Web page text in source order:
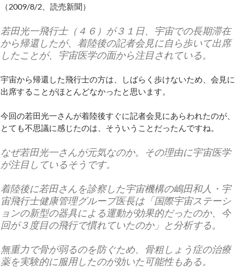
（2009/8/2、読売新聞）
若田光一飛行士（４６）が３１日、宇宙での長期滞在
から帰還したが、着陸後の記者会見に自ら歩いて出席
したことが、宇宙医学の面から注目されている。
宇宙から帰還した飛行士の方は、しばらく歩けないため、会見に
出席することがほとんどなかったと思います。
今回の若田光一さんが着陸後すぐに記者会見にあらわれたのが、
とても不思議に感じたのは、そういうことだったんですね。
なぜ若田光一さんが元気なのか。その理由に宇宙医学
が注目しているそうです。
着陸後に若田さんを診察した宇宙機構の嶋田和人・宇
宙飛行士健康管理グループ医長は「国際宇宙ステーシ
ョンの新型の器具による運動が効果的だったのか、今
回が３度目の飛行で慣れていたのか」と分析する。
無重力で骨が弱るのを防ぐため、骨粗しょう症の治療
薬を実験的に服用したのが効いた可能性もある。